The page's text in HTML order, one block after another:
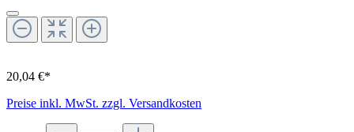
20,04 €*
Preise inkl. MwSt. zzgl. Versandkosten